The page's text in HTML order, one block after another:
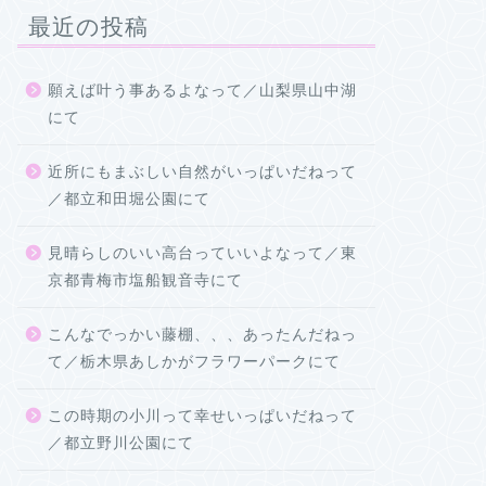
最近の投稿
願えば叶う事あるよなって／山梨県山中湖
にて
近所にもまぶしい自然がいっぱいだねって
／都立和田堀公園にて
見晴らしのいい高台っていいよなって／東
京都青梅市塩船観音寺にて
こんなでっかい藤棚、、、あったんだねっ
て／栃木県あしかがフラワーパークにて
この時期の小川って幸せいっぱいだねって
／都立野川公園にて